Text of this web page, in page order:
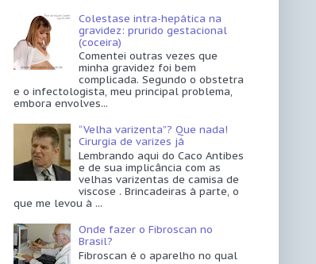
Colestase intra-hepática na
gravidez: prurido gestacional
(coceira)
Comentei outras vezes que
minha gravidez foi bem
complicada. Segundo o obstetra
e o infectologista, meu principal problema,
embora envolves...
“Velha varizenta”? Que nada!
Cirurgia de varizes já
Lembrando aqui do Caco Antibes
e de sua implicância com as
velhas varizentas de camisa de
viscose . Brincadeiras à parte, o
que me levou à ...
Onde fazer o Fibroscan no
Brasil?
Fibroscan é o aparelho no qual